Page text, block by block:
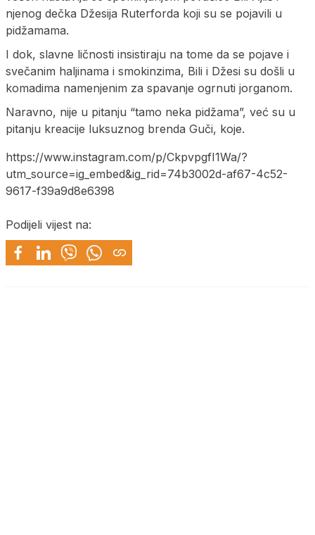
njenog dečka Džesija Ruterforda koji su se pojavili u
pidžamama.
I dok, slavne ličnosti insistiraju na tome da se pojave i
svečanim haljinama i smokinzima, Bili i Džesi su došli u
komadima namenjenim za spavanje ogrnuti jorganom.
Naravno, nije u pitanju “tamo neka pidžama”, već su u
pitanju kreacije luksuznog brenda Guči, koje.
https://www.instagram.com/p/CkpvpgfI1Wa/?
utm_source=ig_embed&ig_rid=74b3002d-af67-4c52-
9617-f39a9d8e6398
Podijeli vijest na: